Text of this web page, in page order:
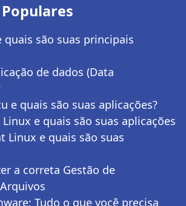
quais são suas principais
de dados (Data
e quais são suas aplicações?
Linux e quais são suas aplicações
Linux e quais são suas
a correta Gestão de
Tudo o que você precisa